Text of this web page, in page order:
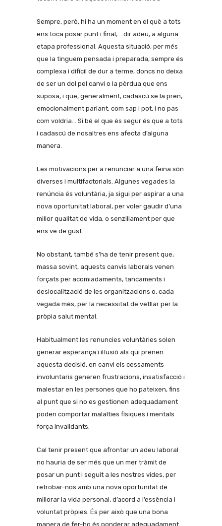
Sempre, però, hi ha un moment en el què a tots
ens toca posar punt i final, …dir adeu, a alguna
etapa professional. Aquesta situació, per més
que la tinguem pensada i preparada, sempre és
complexa i difícil de dur a terme, doncs no deixa
de ser un dol pel canvi o la pèrdua que ens
suposa, i que, generalment, cadascú se la pren,
emocionalment parlant, com sap i pot, i no pas
com voldria… Si bé el que és segur és que a tots
i cadascú de nosaltres ens afecta d’alguna
manera.
Les motivacions per a renunciar a una feina són
diverses i multifactorials. Algunes vegades la
renúncia és voluntària, ja sigui per aspirar a una
nova oportunitat laboral, per voler gaudir d’una
millor qualitat de vida, o senzillament per que
ens ve de gust.
No obstant, també s’ha de tenir present que,
massa sovint, aquests canvis laborals venen
forçats per acomiadaments, tancaments i
deslocalització de les organitzacions o, cada
vegada més, per la necessitat de vetllar per la
pròpia salut mental.
Habitualment les renuncies voluntàries solen
generar esperança i il·lusió als qui prenen
aquesta decisió, en canvi els cessaments
involuntaris generen frustracions, insatisfacció i
malestar en les persones que ho pateixen, fins
al punt que si no es gestionen adequadament
poden comportar malalties físiques i mentals
força invalidants.
Cal tenir present que afrontar un adeu laboral
no hauria de ser més que un mer tràmit de
posar un punt i seguit a les nostres vides, per
retrobar-nos amb una nova oportunitat de
millorar la vida personal, d’acord a l’essència i
voluntat pròpies. És per això que una bona
manera de fer-ho és ponderar adequadament